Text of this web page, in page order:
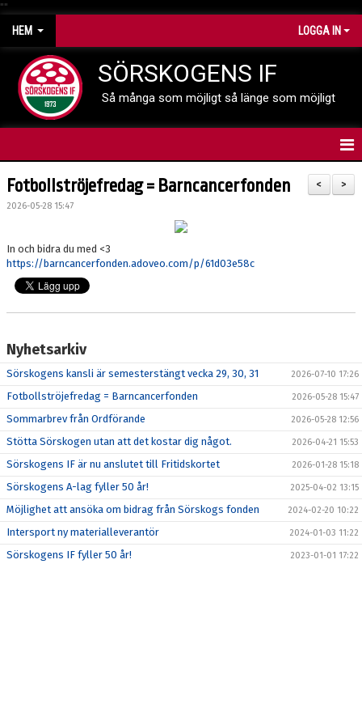
""
HEM LOGGA IN
SÖRSKOGENS IF
Så många som möjligt så länge som möjligt
HEM
NYHETER
KALENDER
SPELARE & FÖRÄLDRAR
DOMARE & MATCHVÄRD
BLI MEDLEM
SPONSRING
KONTAKT
>
<
Fotbollströjefredag = Barncancerfonden
2026-05-28 15:47
In och bidra du med <3
https://barncancerfonden.adoveo.com/p/61d03e58c
Nyhetsarkiv
Sörskogens kansli är semesterstängt vecka 29, 30, 31 2026-07-10 17:26
Fotbollströjefredag = Barncancerfonden 2026-05-28 15:47
Sommarbrev från Ordförande 2026-05-28 12:56
Stötta Sörskogen utan att det kostar dig något. 2026-04-21 15:53
Sörskogens IF är nu anslutet till Fritidskortet 2026-01-28 15:18
Sörskogens A-lag fyller 50 år! 2025-04-02 13:15
Möjlighet att ansöka om bidrag från Sörskogs fonden 2024-02-20 10:22
Intersport ny materialleverantör 2024-01-03 11:22
Sörskogens IF fyller 50 år! 2023-01-01 17:22